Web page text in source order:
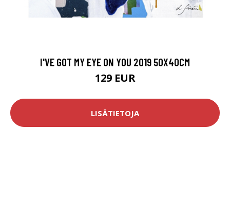
I'VE GOT MY EYE ON YOU 2019 50X40CM
129 EUR
LISÄTIETOJA